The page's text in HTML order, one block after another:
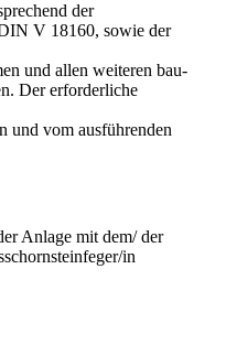
der
V 18160, sowie der
und allen weiteren bau-
Der erforderliche
und vom ausführenden
Anlage mit dem/ der
in